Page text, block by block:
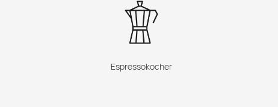
Espressokocher